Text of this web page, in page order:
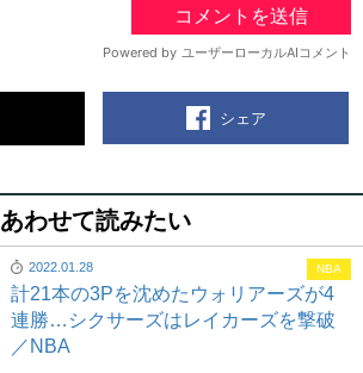
シェア
あわせて読みたい
2022.01.28
計21本の3Pを沈めたウォリアーズが4
連勝…シクサーズはレイカーズを撃破
／NBA
NBA